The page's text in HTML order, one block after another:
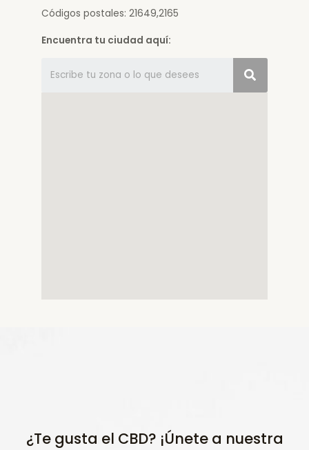
Códigos postales: 21649,2165
Encuentra tu ciudad aquí:
¿Te gusta el CBD? ¡Únete a nuestra